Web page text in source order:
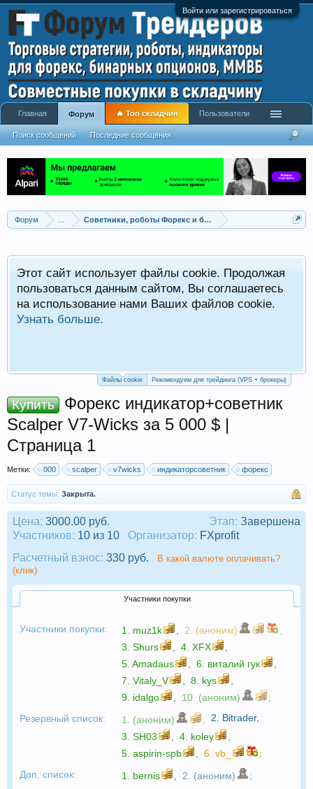
Войти или зарегистрироваться
Форум Советники, роботы Форекс и бинарных опционов
Этот сайт использует файлы cookie. Продолжая
пользоваться данным сайтом, Вы соглашаетесь
на использование нами Ваших файлов cookie.
Узнать больше.
Файлы cookie Рекомендуем для трейдинга (VPS + брокеры)
Купить
Форекс индикатор+советник
Scalper V7-Wicks за 5 000 $ |
Страница 1
Метки: 000 scalper v7wicks индикаторсоветник форекс
Статус темы: Закрыта.
Этап: Завершена
Цена: 3000.00 руб.
Участников: 10 из 10 Организатор: FXprofit
Расчетный взнос: 330 руб.
В какой валюте оплачивать?
(клик)
Участники покупки
Участники покупки: 1. muz1k 2. (аноним)
3. Shurs 4. XFX
5. Amadaus 6. виталий гук
7. Vitaly_V 8. kys
9. idalgo 10. (аноним)
;
Резервный список:
1. (аноним) 2. Bitrader,
3. SH03 4. koley
5. aspirin-spb 6. vb_
;
Доп. список:
1. bernis 2. (аноним) ;
Главная Форум
Поиск сообщений Последние сообщения
🔥 Топ складчин Пользователи